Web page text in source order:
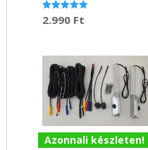
Értékelés:
5.00
2.990 Ft
Azonnali készleten!